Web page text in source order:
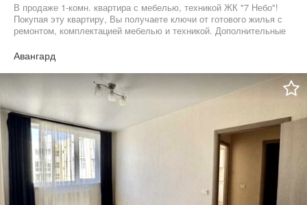
В продаже 1-комн. квартира с мебелью, техникой ЖК "7 Небо"!
Покупая эту квартиру, Вы получаете ключи от готового жилья с
ремонтом, комплектацией мебелью и техникой. Дополнительные
мебелью; - ванная комната облицована плиткой, установлена
вся сантехника; - из кухни выход на просторную лоджию,
которую можно застеклить; - установлена входная
бронированная дверь; - парадная чистая, домофон,
видеонаблюдение; - индивидуальное отопление, установлен
двухконтурный котел; - квартира экономная, коммунальные
платежи невысокие; - прекрасно подойдет как для жизни, так и
сдачи в аренду; - развитая инфраструктура района; - парковка и
многое другое... ЖК "7 Небо" - лучшее место для жизни!
Звоните! Я оперативно организую показ! Код объекта:
k20`472850`19. АН "Атланта". Больше информации и фото по
ссылке: https://www.atlanta.ua/odessa/object/1komnatnye/472850
Авангард